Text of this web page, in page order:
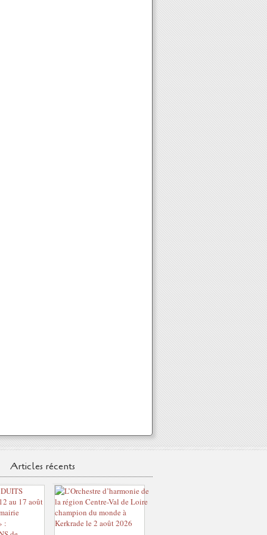
Articles récents